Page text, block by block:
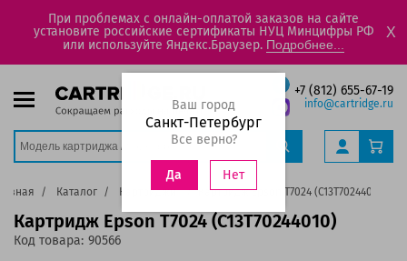
При проблемах с онлайн-оплатой заказов на сайте
установите российские сертификаты НУЦ Минцифры РФ
или используйте Яндекс.Браузер. Подробнее...
X
+7 (812) 655-67-19
info@cartridge.ru
Ваш город
Санкт-Петербург
Все верно?
Да Нет
Каталог Картриджи Картридж Epson T7024 (C13T70244010)
Картридж Epson T7024 (C13T70244010)
Код товара: 90566